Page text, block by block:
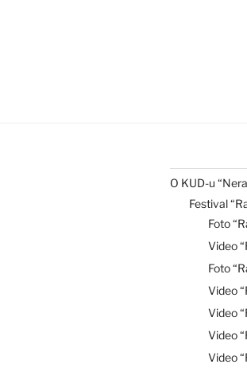
O KUD-u
Festival
Foto
Video
Foto
Video
Video
Video
Video